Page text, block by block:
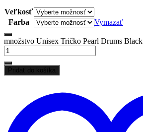
Veľkosť
Farba
Vymazať
množstvo Unisex Tričko Pearl Drums Black
Pridať do košíka